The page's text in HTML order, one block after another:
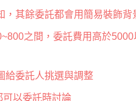
其餘委託都會用簡易裝飾背
之間，委託費用高於
給委託人挑選與調整
可以委託時討論